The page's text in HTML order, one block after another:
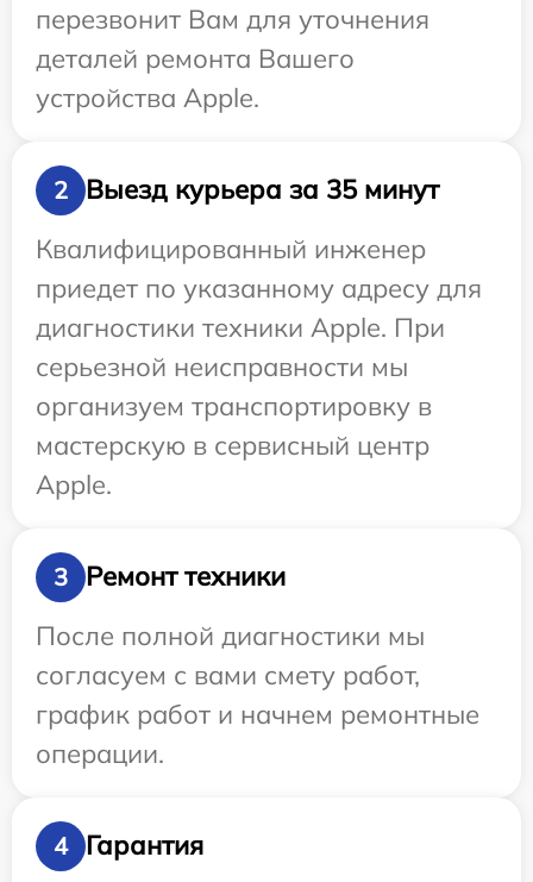
перезвонит Вам для уточнения
деталей ремонта Вашего
устройства Apple.
2
Выезд курьера за 35 минут
Квалифицированный инженер
приедет по указанному адресу для
диагностики техники Apple. При
серьезной неисправности мы
организуем транспортировку в
мастерскую в сервисный центр
Apple.
3
Ремонт техники
После полной диагностики мы
согласуем с вами смету работ,
график работ и начнем ремонтные
операции.
4 Гарантия